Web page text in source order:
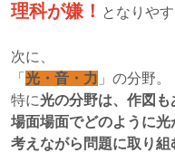
理科が嫌！ となりや
次に、
「 光・音・力 」の分野。
特に光の分野は、作図も
場面場面でどのように光
考えながら問題に取り組